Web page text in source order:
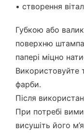
• створення
Губкою або
поверхню
папері міцно
Використовуйте
фарби.
Після
При потребі
висушіть його